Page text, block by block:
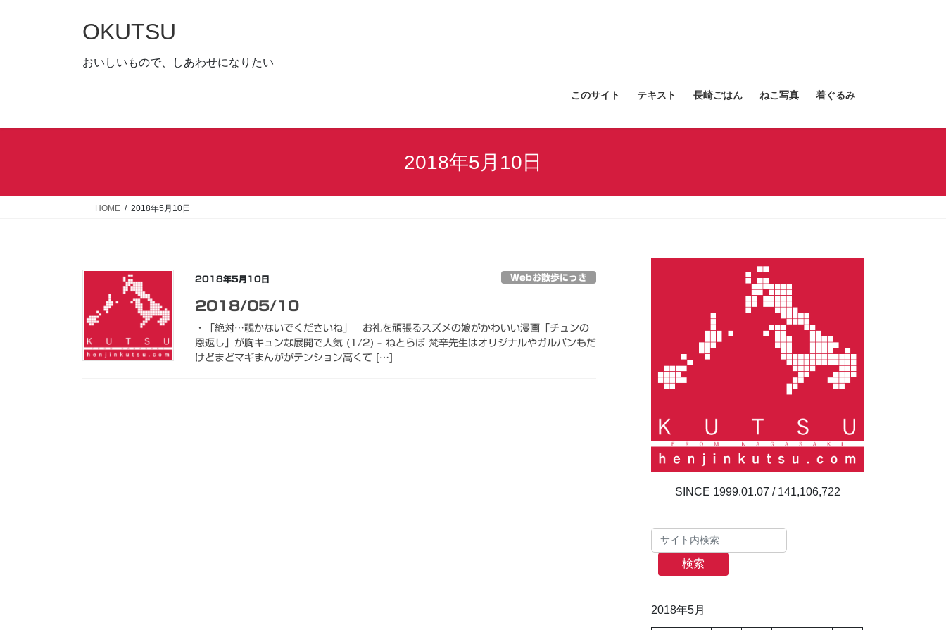
キ
に
OKUTSU
おいしいもので、しあわせになりたい
このサイト テキスト 長崎ごはん ねこ写真 着ぐるみ
2018年5月10日
HOME 2018年5月10日
2018年5月10日 Webお散歩にっき
2018/05/10
・「絶対…覗かないでくださいね」 お礼を頑張るスズメの娘がかわいい漫画「チュンの
恩返し」が胸キュンな展開で人気 (1/2) – ねとらぼ 梵辛先生はオリジナルやガルパンもだ
けどまどマギまんががテンション高くて […]
141,106,722
検索
2018年5月